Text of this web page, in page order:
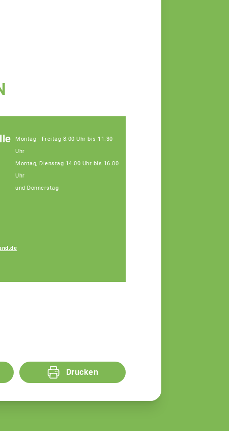
Montag - Freitag 8.00 Uhr bis 11.30
Uhr
Montag, Dienstag 14.00 Uhr bis 16.00
Uhr
und Donnerstag
Drucken